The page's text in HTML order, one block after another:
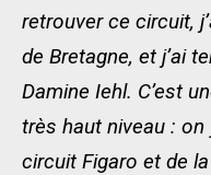
retrouver ce circuit,
de Bretagne, et j’ai
Damine Iehl. C’est
très haut niveau :
circuit Figaro et de